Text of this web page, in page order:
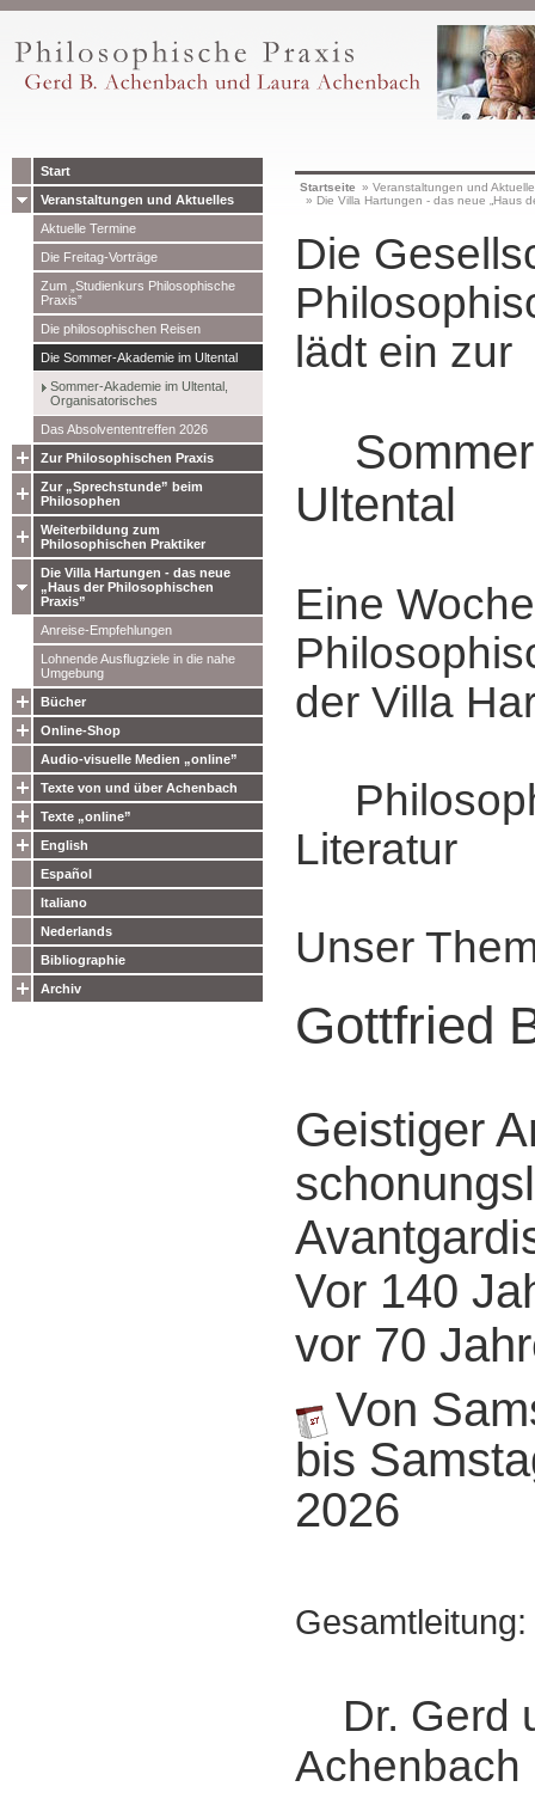
Start
Veranstaltungen und Aktuelles
Aktuelle Termine
Die Freitag-Vorträge
Zum „Studienkurs Philosophische
Praxis”
Die philosophischen Reisen
Die Sommer-Akademie im Ultental
Sommer-Akademie im Ultental,
Organisatorisches
Das Absolvententreffen 2026
Zur Philosophischen Praxis
Zur „Sprechstunde” beim
Philosophen
Weiterbildung zum
Philosophischen Praktiker
Die Villa Hartungen - das neue
„Haus der Philosophischen
Praxis”
Anreise-Empfehlungen
Lohnende Ausflugziele in die nahe
Umgebung
Bücher
Online-Shop
Audio-visuelle Medien „online”
Texte von und über Achenbach
Texte „online”
English
Español
Italiano
Nederlands
Bibliographie
Archiv
Startseite » Veranstaltungen und
» Die Villa Hartungen - das neue „Haus
Die
lädt ein zur
Ultental
Eine
der Villa
Literatur
Unser
Gottfried
Geistiger
Vor 140
vor 70
Von
bis
2026
Gesamtleitung:
Dr. Gerd
Achenbach